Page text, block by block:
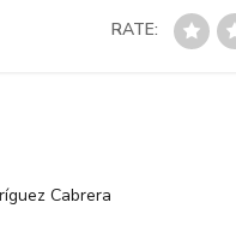
RATE:
Cabrera